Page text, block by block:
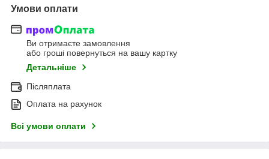
Умови оплати
Ви отримаєте замовлення
або гроші повернуться на вашу картку
Детальніше
Післяплата
Оплата на рахунок
Всі умови оплати